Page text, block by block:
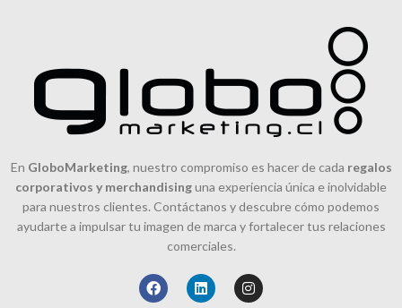
En GloboMarketing, nuestro compromiso es hacer de cada regalos
corporativos y merchandisinguna experiencia única e inolvidable
para nuestros clientes. Contáctanos y descubre cómo podemos
ayudarte a impulsar tu imagen de marca y fortalecer tus relaciones
comerciales.